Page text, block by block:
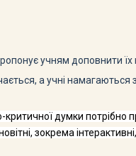
учням доповнити
а учні намагаються
критичної думки
зокрема